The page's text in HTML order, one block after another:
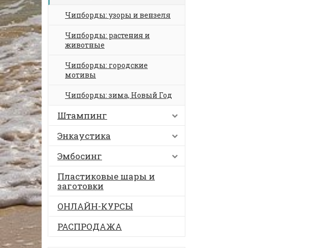
Чипборды: узоры и вензеля
Чипборды: растения и
животные
Чипборды: городские
мотивы
Чипборды: зима, Новый Год
Штампинг
Энкаустика
Эмбосинг
Пластиковые шары и
заготовки
ОНЛАЙН-КУРСЫ
РАСПРОДАЖА